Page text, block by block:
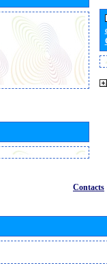
Contacts